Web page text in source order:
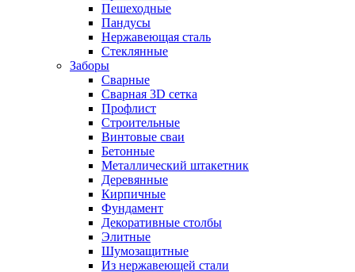
Пешеходные
Пандусы
Нержавеющая сталь
Стеклянные
Заборы
Сварные
Сварная 3D сетка
Профлист
Строительные
Винтовые сваи
Бетонные
Металлический штакетник
Деревянные
Кирпичные
Фундамент
Декоративные столбы
Элитные
Шумозащитные
Из нержавеющей стали